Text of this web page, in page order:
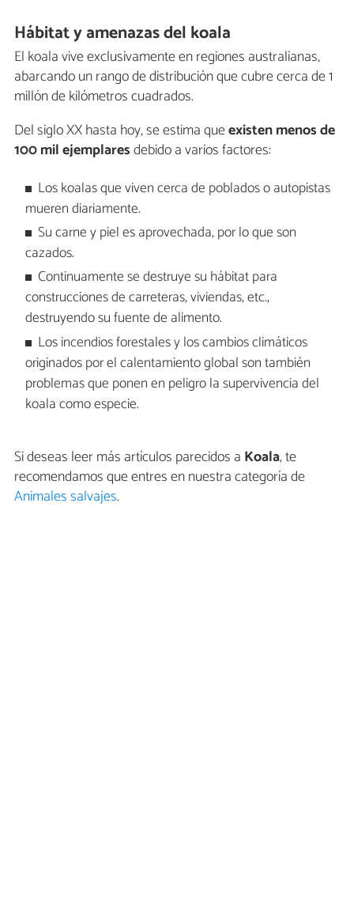
Hábitat y amenazas del koala
El koala vive exclusivamente en regiones australianas,
abarcando un rango de distribución que cubre cerca de 1
millón de kilómetros cuadrados.
Del siglo XX hasta hoy, se estima queexisten menos de
100 mil ejemplaresdebido a varios factores:
Los koalas que viven cerca de poblados o autopistas
mueren diariamente.
Su carne y piel es aprovechada, por lo que son
cazados.
Continuamente se destruye su hábitat para
construcciones de carreteras, viviendas, etc.,
destruyendo su fuente de alimento.
Los incendios forestales y los cambios climáticos
originados por el calentamiento global son también
problemas que ponen en peligro la supervivencia del
koala como especie.
Si deseas leer más artículos parecidos a Koala, te
recomendamos que entres en nuestra categoría de
Animales salvajes.